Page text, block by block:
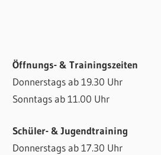
Öffnungs- & Trainingszeiten
Donnerstags ab 19.30 Uhr
Sonntags ab 11.00 Uhr
Schüler- & Jugendtraining
Donnerstags ab 17.30 Uhr